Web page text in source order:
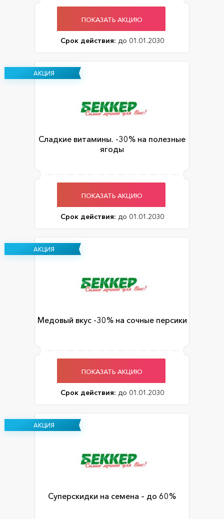
ПОКАЗАТЬ АКЦИЮ
Срок действия: до 01.01.2030
АКЦИЯ
Сладкие витамины. -30% на полезные
ягоды
ПОКАЗАТЬ АКЦИЮ
Срок действия: до 01.01.2030
АКЦИЯ
Медовый вкус -30% на сочные персики
ПОКАЗАТЬ АКЦИЮ
Срок действия: до 01.01.2030
АКЦИЯ
Суперскидки на семена – до 60%